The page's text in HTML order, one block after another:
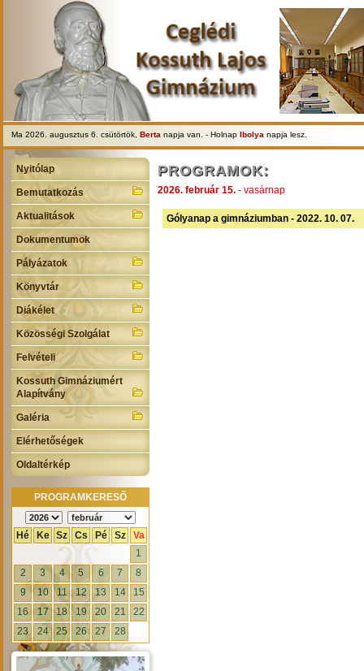
Ma 2026. augusztus 6. csütörtök, Berta napja van. - Holnap Ibolya napja lesz.
Nyitólap
Bemutatkozás
Aktualitások
Dokumentumok
Pályázatok
Könyvtár
Diákélet
Közösségi Szolgálat
Felvételi
Kossuth Gimnáziumért
Alapítvány
Galéria
Elérhetőségek
Oldaltérkép
PROGRAMKERESŐ
Hé Ke Sz Cs Pé Sz
Va
1
2
3 4 5 6 7
8
9
10 11 12 13 14
15
16
17 18 19 20 21
22
23
24 25 26 27 28
PROGRAMOK:
2026. február 15. - vasárnap
Gólyanap a gimnáziumban - 2022. 10. 07.